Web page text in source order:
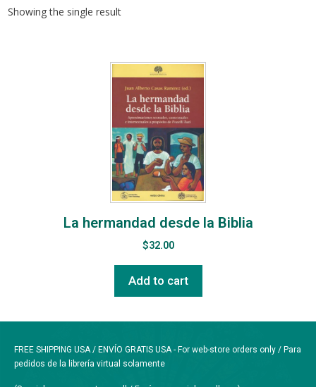
Showing the single result
La hermandad desde la Biblia
$32.00
Add to cart
FREE SHIPPING USA / ENVÍO GRATIS USA - For web-store orders only / Para
pedidos de la librería virtual solamente